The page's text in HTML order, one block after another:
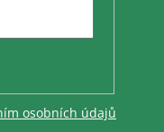
osobních údajů